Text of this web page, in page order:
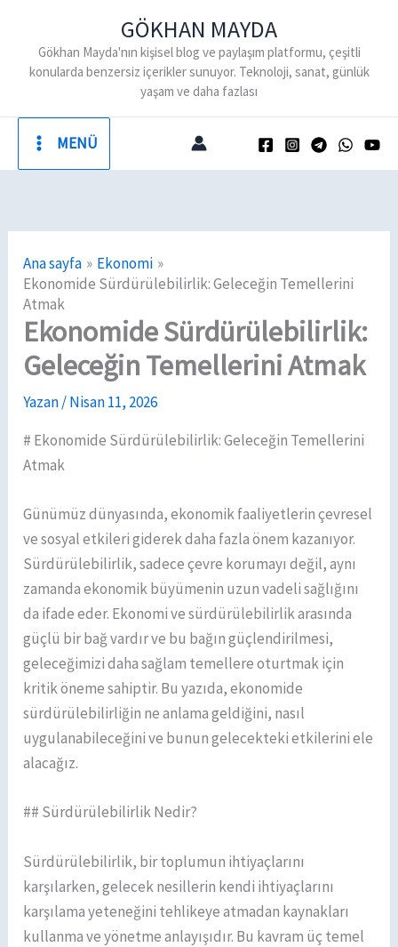
GÖKHAN MAYDA
Gökhan Mayda'nın kişisel blog ve paylaşım platformu, çeşitli
konularda benzersiz içerikler sunuyor. Teknoloji, sanat, günlük
yaşam ve daha fazlası
MENÜ
Ana sayfa
Ekonomi
Ekonomide Sürdürülebilirlik: Geleceğin Temellerini
Atmak
Ekonomide Sürdürülebilirlik:
Geleceğin Temellerini Atmak
Yazan/Nisan 11, 2026
# Ekonomide Sürdürülebilirlik: Geleceğin Temellerini
Atmak
Günümüz dünyasında, ekonomik faaliyetlerin çevresel
ve sosyal etkileri giderek daha fazla önem kazanıyor.
Sürdürülebilirlik, sadece çevre korumayı değil, aynı
zamanda ekonomik büyümenin uzun vadeli sağlığını
da ifade eder. Ekonomi ve sürdürülebilirlik arasında
güçlü bir bağ vardır ve bu bağın güçlendirilmesi,
geleceğimizi daha sağlam temellere oturtmak için
kritik öneme sahiptir. Bu yazıda, ekonomide
sürdürülebilirliğin ne anlama geldiğini, nasıl
uygulanabileceğini ve bunun gelecekteki etkilerini ele
alacağız.
## Sürdürülebilirlik Nedir?
Sürdürülebilirlik, bir toplumun ihtiyaçlarını
karşılarken, gelecek nesillerin kendi ihtiyaçlarını
karşılama yeteneğini tehlikeye atmadan kaynakları
kullanma ve yönetme anlayışıdır. Bu kavram üç temel